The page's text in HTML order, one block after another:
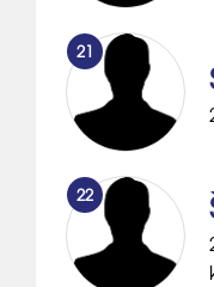
21
22